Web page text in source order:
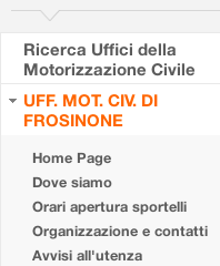
Ricerca Uffici della
Motorizzazione Civile
UFF. MOT. CIV. DI
FROSINONE
Home Page
Dove siamo
Orari apertura sportelli
Organizzazione e contatti
Avvisi all'utenza